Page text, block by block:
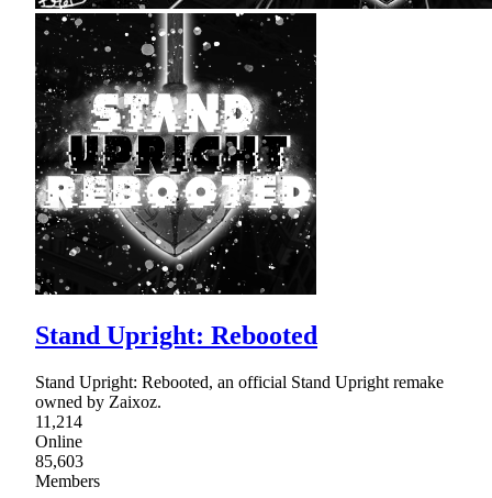
Stand Upright: Rebooted
Stand Upright: Rebooted, an official Stand Upright remake
owned by Zaixoz.
11,214
Online
85,603
Members